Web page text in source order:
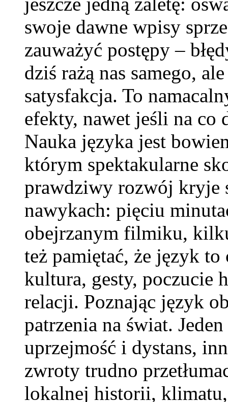
swoje dawne wpisy
zauważyć postępy –
dziś rażą nas samego,
satysfakcja. To
efekty, nawet jeśli na co
Nauka języka jest
którym spektakularne
prawdziwy rozwój kryje
nawykach: pięciu
obejrzanym filmiku,
też pamiętać, że język to
kultura, gesty, poczucie
relacji. Poznając język
patrzenia na świat.
uprzejmość i dystans,
zwroty trudno
lokalnej historii,